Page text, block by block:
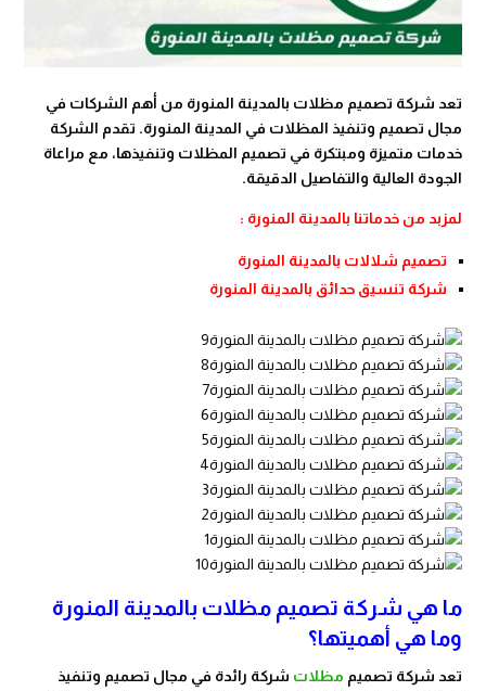
تعد شركة تصميم مظلات بالمدينة المنورة من أهم الشركات في
مجال تصميم وتنفيذ المظلات في المدينة المنورة. تقدم الشركة
خدمات متميزة ومبتكرة في تصميم المظلات وتنفيذها، مع مراعاة
الجودة العالية والتفاصيل الدقيقة.
لمزبد من خدماتنا بالمدينة المنورة :
تصميم شلالات بالمدينة المنورة
شركة تنسيق حدائق بالمدينة المنورة
ما هي شركة تصميم مظلات بالمدينة المنورة
وما هي أهميتها؟
تعد شركة تصميم مظلات شركة رائدة في مجال تصميم وتنفيذ